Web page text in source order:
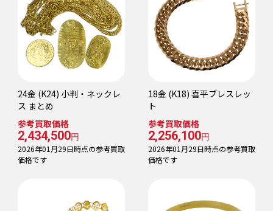
24金 (K24) 小判・ネックレ
ス まとめ
参考買取価格
2,434,500円
2026年01月29日時点の参考買取
価格です
18金 (K18) 喜平ブレスレッ
ト
参考買取価格
2,256,100円
2026年01月29日時点の参考買取
価格です